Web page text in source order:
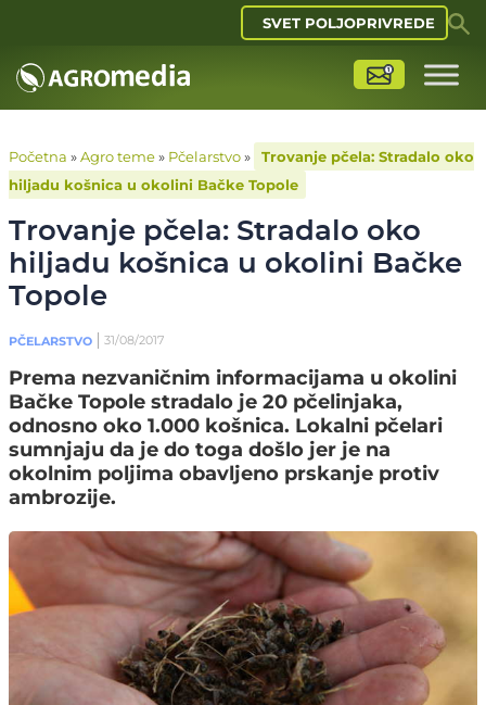
SVET POLJOPRIVREDE
Početna »Agro teme» Pčelarstvo»
Trovanje pčela: Stradalo oko
hiljadu košnica u okolini Bačke Topole
Trovanje pčela: Stradalo oko
hiljadu košnica u okolini Bačke
Topole
PČELARSTVO 31/08/2017
Prema nezvaničnim informacijama u okolini
Bačke Topole stradalo je 20 pčelinjaka,
odnosno oko 1.000 košnica. Lokalni pčelari
sumnjaju da je do toga došlo jer je na
okolnim poljima obavljeno prskanje protiv
ambrozije.